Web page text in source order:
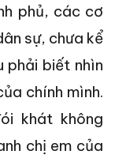
phủ, các cơ
sự, chưa kể
phải biết nhìn
chính mình.
khát không
chị em của